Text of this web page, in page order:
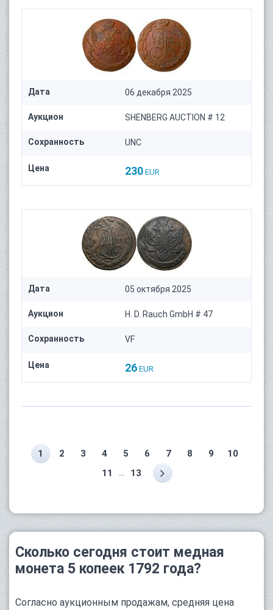
Дата 06 декабря 2025
Аукцион SHENBERG AUCTION # 12
Сохранность UNC
Цена 230 EUR
Дата 05 октября 2025
Аукцион H. D. Rauch GmbH # 47
Сохранность VF
Цена 26 EUR
1 2 3 4 5 6 7 8 9
10
11
13
Сколько сегодня стоит медная
монета 5 копеек 1792 года?
Согласно аукционным продажам, средняя цена